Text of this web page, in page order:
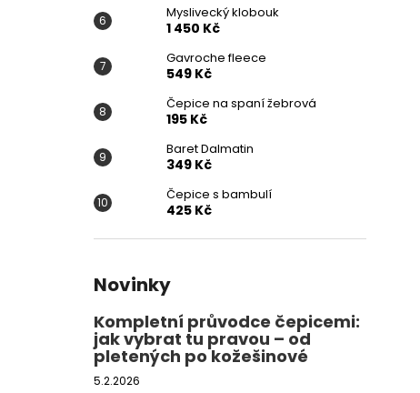
Myslivecký klobouk
1 450 Kč
Gavroche fleece
549 Kč
Čepice na spaní žebrová
195 Kč
Baret Dalmatin
349 Kč
Čepice s bambulí
425 Kč
Novinky
Kompletní průvodce čepicemi:
jak vybrat tu pravou – od
pletených po kožešinové
5.2.2026